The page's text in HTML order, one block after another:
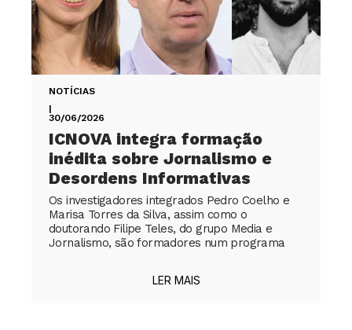
NOTÍCIAS
|
30/06/2026
ICNOVA integra formação
inédita sobre Jornalismo e
Desordens Informativas
Os investigadores integrados Pedro Coelho e
Marisa Torres da Silva, assim como o
doutorando Filipe Teles, do grupo Media e
Jornalismo, são formadores num programa
LER MAIS